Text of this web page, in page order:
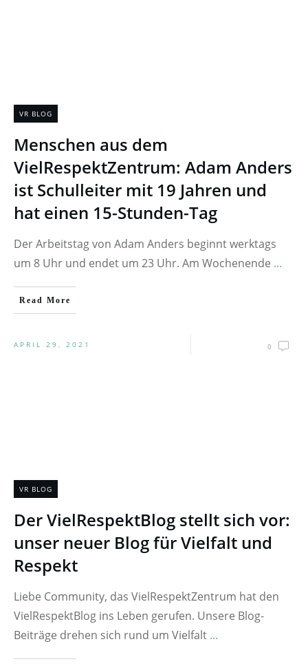
VR BLOG
Menschen aus dem
VielRespektZentrum: Adam Anders
ist Schulleiter mit 19 Jahren und
hat einen 15-Stunden-Tag
Der Arbeitstag von Adam Anders beginnt werktags
um 8 Uhr und endet um 23 Uhr. Am Wochenende ...
Read More
APRIL 29, 2021 0
VR BLOG
Der VielRespektBlog stellt sich vor:
unser neuer Blog für Vielfalt und
Respekt
Liebe Community, das VielRespektZentrum hat den
VielRespektBlog ins Leben gerufen. Unsere Blog-
Beiträge drehen sich rund um Vielfalt ...